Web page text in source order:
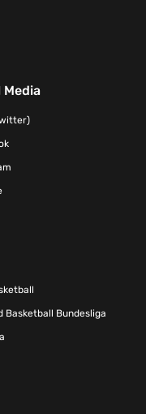
Media
Basketball Bundesliga